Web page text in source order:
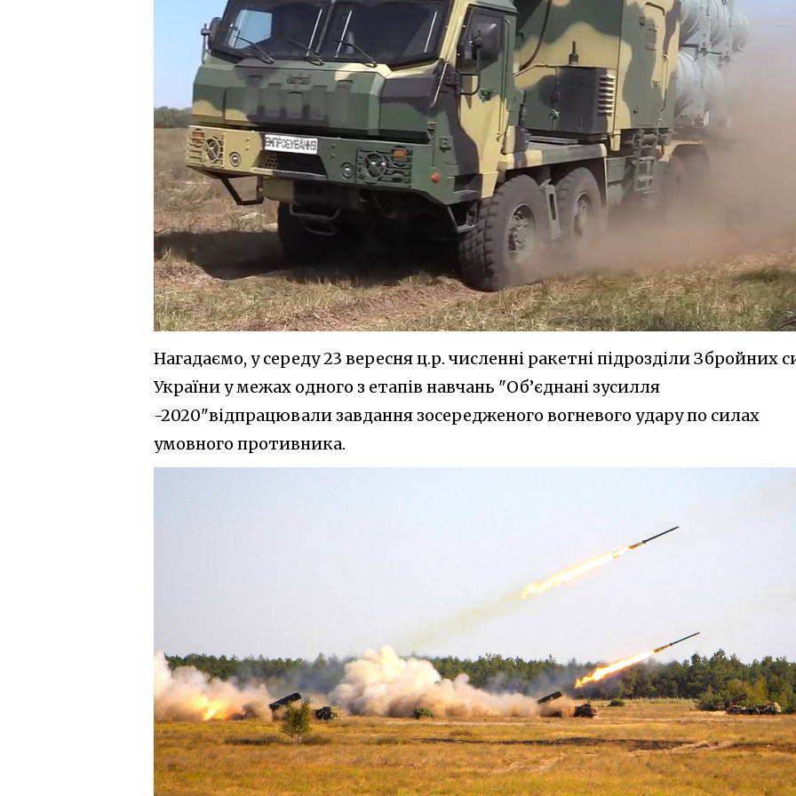
Нагадаємо, у середу 23 вересня ц.р. численні ракетні підрозділи Збройних
Україниумежах одного з етапів навчань "Об’єднані зусилля
-2020"відпрацювали завдання зосередженого вогневого удару по силах
умовного противника.